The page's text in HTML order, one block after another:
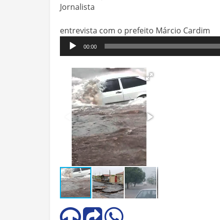
Jornalista
entrevista com o prefeito Márcio Cardim
Tocador
de
áudio
00:00